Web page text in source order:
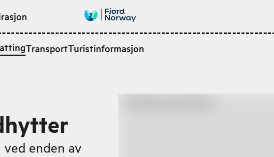
TransportTuristinformasjon
enden av